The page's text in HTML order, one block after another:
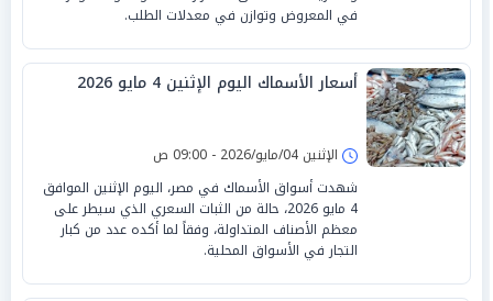
في المعروض وتوازن في معدلات الطلب.
أسعار الأسماك اليوم الإثنين 4 مايو 2026
الإثنين 04/مايو/2026 - 09:00 ص
شهدت أسواق الأسماك في مصر، اليوم الإثنين الموافق
4 مايو 2026، حالة من الثبات السعري الذي سيطر على
معظم الأصناف المتداولة، وفقاً لما أكده عدد من كبار
التجار في الأسواق المحلية.